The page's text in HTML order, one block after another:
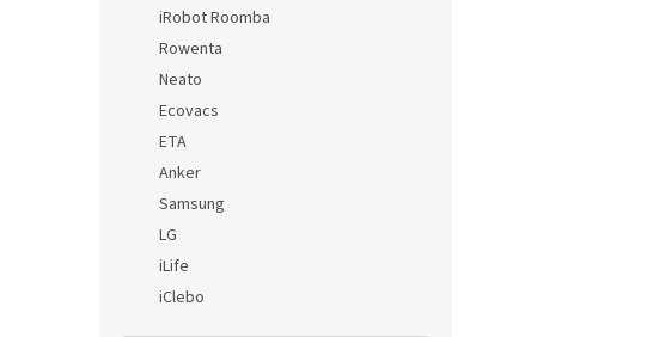
iRobot Roomba
Rowenta
Neato
Ecovacs
ETA
Anker
Samsung
LG
iLife
iClebo